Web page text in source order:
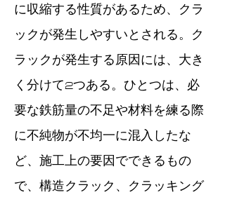
に収縮する性質があるため、クラ
ックが発生しやすいとされる。ク
ラックが発生する原因には、大き
く分けて2つある。ひとつは、必
要な鉄筋量の不足や材料を練る際
に不純物が不均一に混入したな
ど、施工上の要因でできるもの
で、構造クラック、クラッキング